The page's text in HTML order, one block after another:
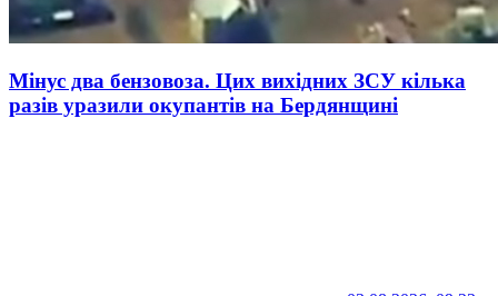
Мінус два бензовоза. Цих вихідних ЗСУ кілька
разів уразили окупантів на Бердянщині